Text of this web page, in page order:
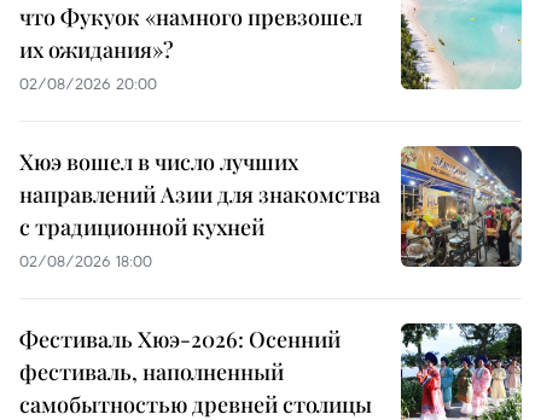
что Фукуок «намного превзошел
их ожидания»?
02/08/2026 20:00
Хюэ вошел в число лучших
направлений Азии для знакомства
с традиционной кухней
02/08/2026 18:00
Фестиваль Хюэ-2026: Осенний
фестиваль, наполненный
самобытностью древней столицы